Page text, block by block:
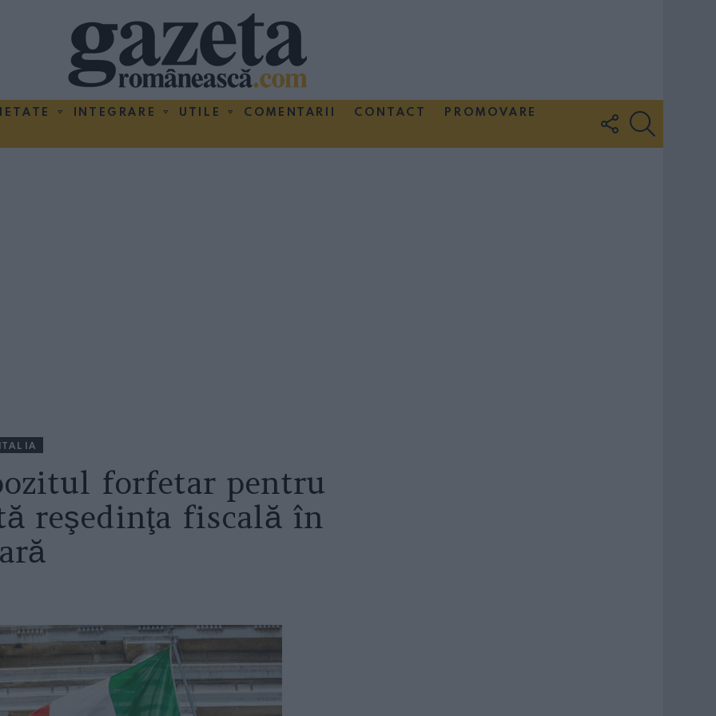
INTEGRARE UTILE COMENTARII CONTACT
PROMOVARE
FOLLOW
US
ITALIA
forfetar pentru
reşedinţa fiscală în